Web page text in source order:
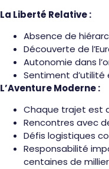
La Liberté Relative :
Absence de
Découverte de
Autonomie dans
Sentiment
L’Aventure Moderne :
Chaque trajet est
Rencontres avec
Défis logistiques
Responsabilité
centaines de